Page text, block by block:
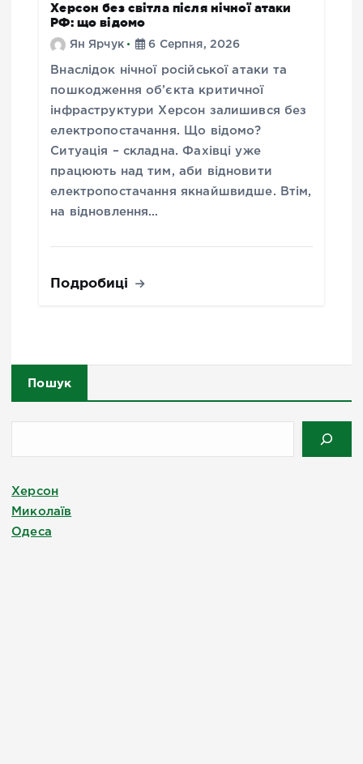
Херсон без світла після нічної атаки
РФ: що відомо
Ян Ярчук 6 Серпня, 2026
Внаслідок нічної російської атаки та
пошкодження об’єкта критичної
інфраструктури Херсон залишився без
електропостачання. Що відомо?
Ситуація – складна. Фахівці уже
працюють над тим, аби відновити
електропостачання якнайшвидше. Втім,
на відновлення…
Подробиці
Пошук
Херсон
Миколаїв
Одеса